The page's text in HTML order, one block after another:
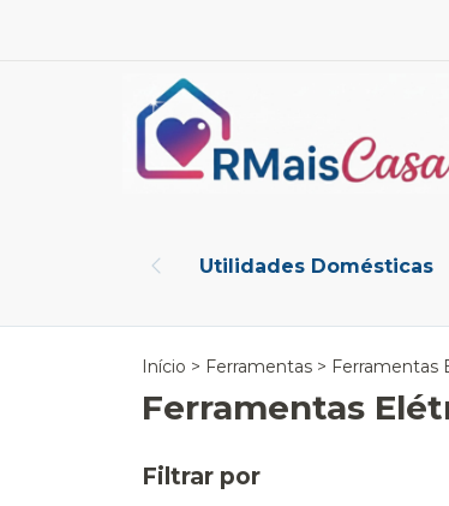
Utilidades Domésticas
Início > Ferramentas > Ferramentas
Ferramentas
Filtrar por